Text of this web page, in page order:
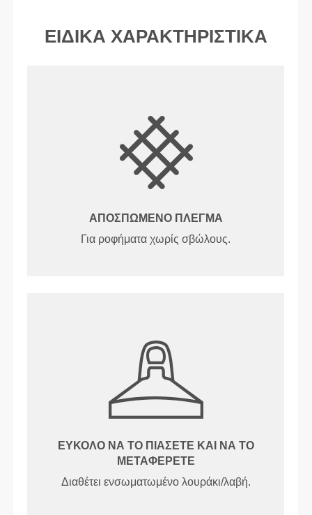
ΕΙΔΙΚΆ ΧΑΡΑΚΤΗΡΙΣΤΙΚΆ
ΑΠΟΣΠΏΜΕΝΟ ΠΛΈΓΜΑ
Για ροφήματα χωρίς σβώλους.
ΕΎΚΟΛΟ ΝΑ ΤΟ ΠΙΆΣΕΤΕ ΚΑΙ ΝΑ ΤΟ
ΜΕΤΑΦΈΡΕΤΕ
Διαθέτει ενσωματωμένο λουράκι/λαβή.